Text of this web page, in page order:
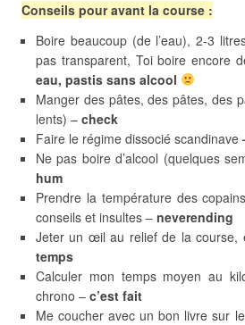
Conseils pour avant la course :
Boire beaucoup (de l’eau), 2-3
pas transparent, Toi boire encore
eau, pastis sans alcool
Manger des pâtes, des pâtes, des
lents) – check
Faire le régime dissocié scandinave
Ne pas boire d’alcool (quelques
hum
Prendre la température des
conseils et insultes – neverending
Jeter un œil au relief de la
temps
Calculer mon temps moyen au
chrono – c’est fait
Me coucher avec un bon livre sur